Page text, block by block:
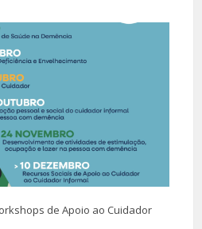
de Apoio ao Cuidador